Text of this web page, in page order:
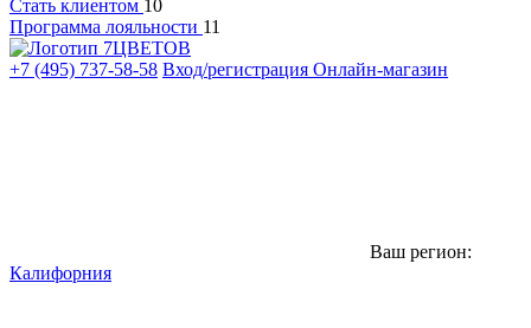
Стать клиентом 10
Программа лояльности 11
+7 (495) 737-58-58 Вход/регистрация Онлайн-магазин
Ваш регион:
Калифорния